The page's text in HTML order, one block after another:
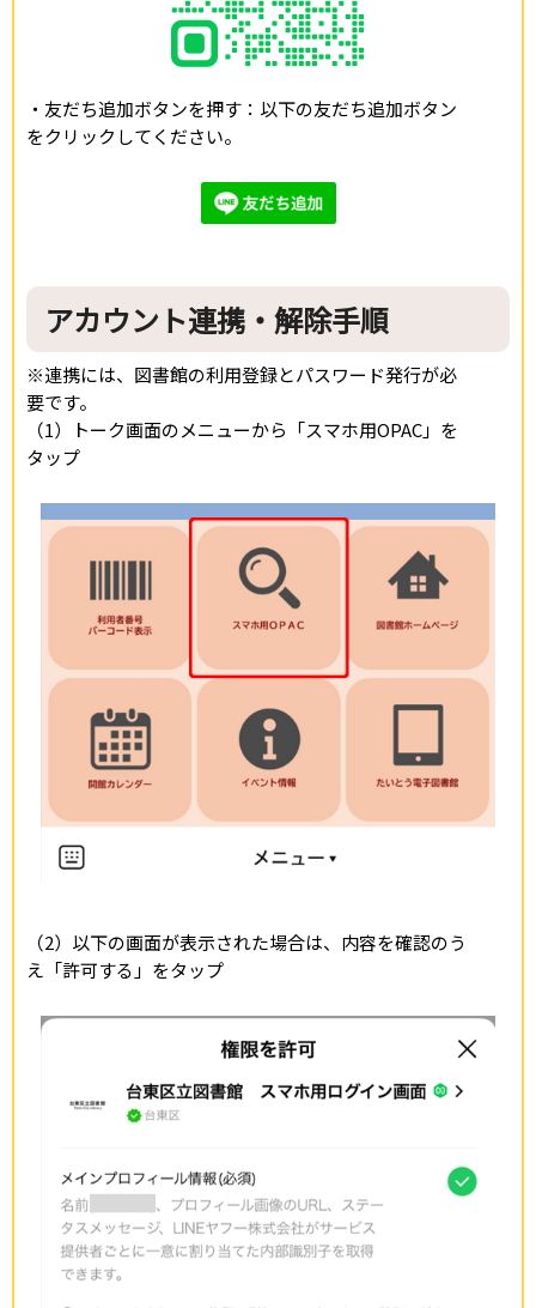
・友だち追加ボタンを押す：以下の友だち追加ボタン
をクリックしてください。
アカウント連携・解除手順
※連携には、図書館の利用登録とパスワード発行が必
要です。
（1）トーク画面のメニューから「スマホ用OPAC」を
タップ
（2）以下の画面が表示された場合は、内容を確認のう
え「許可する」をタップ